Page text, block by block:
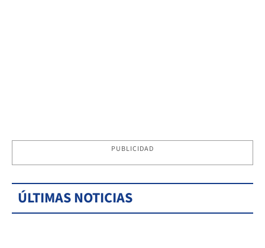
PUBLICIDAD
ÚLTIMAS NOTICIAS